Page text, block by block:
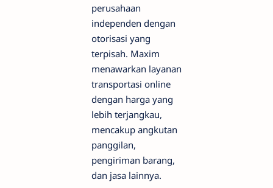
perusahaan
independen dengan
otorisasi yang
terpisah. Maxim
menawarkan layanan
transportasi online
dengan harga yang
lebih terjangkau,
mencakup angkutan
panggilan,
pengiriman barang,
dan jasa lainnya.